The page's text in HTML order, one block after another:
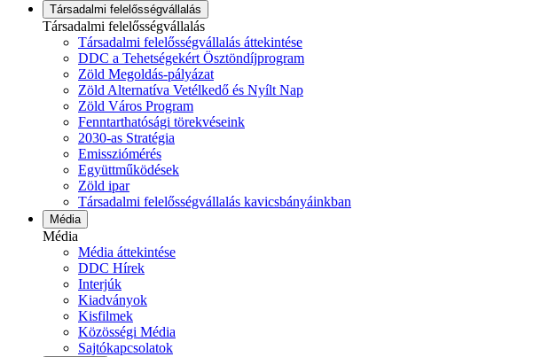
Társadalmi felelősségvállalás
Társadalmi felelősségvállalás
Társadalmi felelősségvállalás áttekintése
DDC a Tehetségekért Ösztöndíjprogram
Zöld Megoldás-pályázat
Zöld Alternatíva Vetélkedő és Nyílt Nap
Zöld Város Program
Fenntarthatósági törekvéseink
2030-as Stratégia
Emissziómérés
Együttműködések
Zöld ipar
Társadalmi felelősségvállalás kavicsbányáinkban
Média
Média
Média áttekintése
DDC Hírek
Interjúk
Kiadványok
Kisfilmek
Közösségi Média
Sajtókapcsolatok